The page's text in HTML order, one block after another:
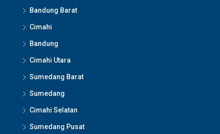
Bandung Barat
Cimahi
Bandung
Cimahi Utara
Sumedang Barat
Sumedang
Cimahi Selatan
Sumedang Pusat